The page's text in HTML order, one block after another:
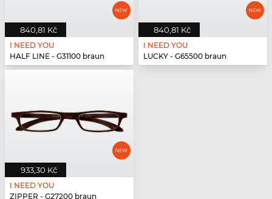
840,81 Kč
I NEED YOU
HALF LINE - G31100 braun
840,81 Kč
I NEED YOU
LUCKY - G65500 braun
933,30 Kč
I NEED YOU
ZIPPER - G27200 braun